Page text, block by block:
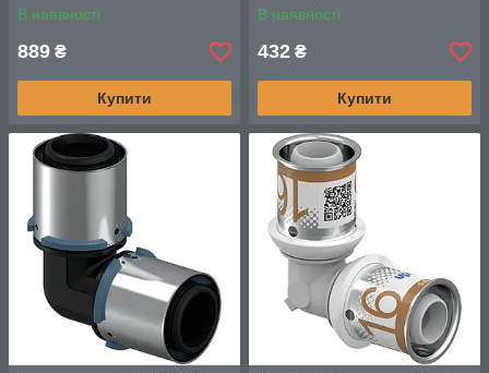
В наявності
889 ₴
Купити
В наявності
432 ₴
Купити